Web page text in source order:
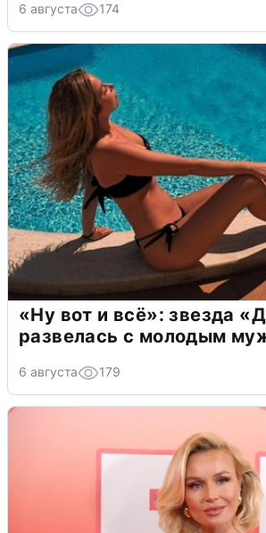
6 августа 174
«Ну вот и всё»: звезда
развелась с молодым
6 августа 179